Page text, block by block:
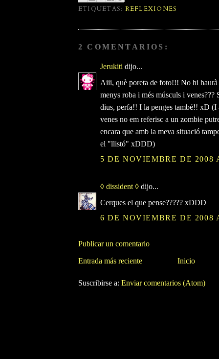
ETIQUETAS: REFLEXIONES
2 COMENTARIOS:
Jerukiti dijo...
Aiii, què poreta de foto!!! No hi haurà
menys roba i més músculs i venes???
dius, perfa!! I la penges també!! xD (I
venes no em referisc a un zombie
encara que amb la meva situació
el "llistó" xDDD)
5 DE NOVIEMBRE DE 2008
◊ dissident ◊ dijo...
Cerques el que pense????? xDDD
6 DE NOVIEMBRE DE 2008
Publicar un comentario
Entrada más reciente Inicio
Suscribirse a: Enviar comentarios (Atom)